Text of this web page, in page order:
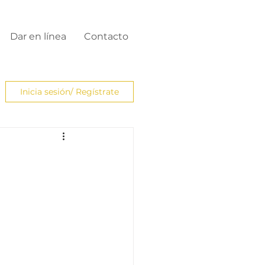
Dar en línea Contacto
Inicia sesión/ Regístrate